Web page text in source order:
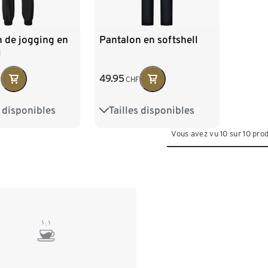
de jogging en
disponibles
40 42
Pantalon en softshell
49.95CHF
Tailles disponibles
36 38 40 42
Vous avez vu 10 sur 10